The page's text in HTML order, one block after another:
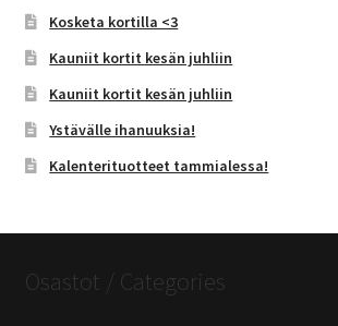
Kosketa kortilla <3
Kauniit kortit kesän juhliin
Kauniit kortit kesän juhliin
Ystävälle ihanuuksia!
Kalenterituotteet tammialessa!
Osastot / Categories